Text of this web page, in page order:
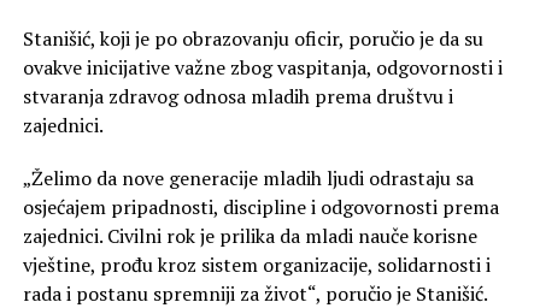
Stanišić, koji je po obrazovanju oficir, poručio je da su
ovakve inicijative važne zbog vaspitanja, odgovornosti i
stvaranja zdravog odnosa mladih prema društvu i
zajednici.
„Želimo da nove generacije mladih ljudi odrastaju sa
osjećajem pripadnosti, discipline i odgovornosti prema
zajednici. Civilni rok je prilika da mladi nauče korisne
vještine, prođu kroz sistem organizacije, solidarnosti i
rada i postanu spremniji za život“, poručio je Stanišić.